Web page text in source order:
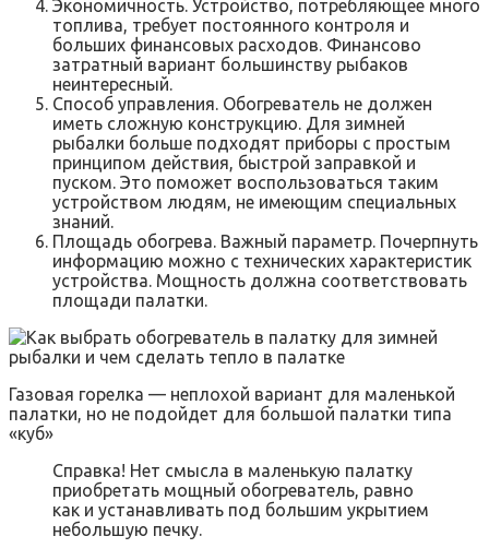
Экономичность. Устройство, потребляющее много
топлива, требует постоянного контроля и
больших финансовых расходов. Финансово
затратный вариант большинству рыбаков
неинтересный.
Способ управления. Обогреватель не должен
иметь сложную конструкцию. Для зимней
рыбалки больше подходят приборы с простым
принципом действия, быстрой заправкой и
пуском. Это поможет воспользоваться таким
устройством людям, не имеющим специальных
знаний.
Площадь обогрева. Важный параметр. Почерпнуть
информацию можно с технических характеристик
устройства. Мощность должна соответствовать
площади палатки.
Газовая горелка — неплохой вариант для маленькой
палатки, но не подойдет для большой палатки типа
«куб»
Справка! Нет смысла в маленькую палатку
приобретать мощный обогреватель, равно
как и устанавливать под большим укрытием
небольшую печку.